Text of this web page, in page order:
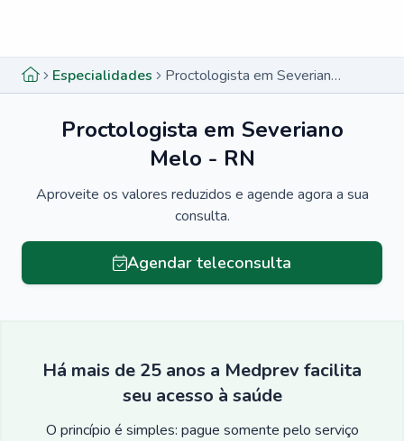
Especialidades Proctologista em Severiano Melo - RN
Proctologista em Severiano
Melo - RN
Aproveite os valores reduzidos e agende agora a sua
consulta.
Agendar teleconsulta
Há mais de 25 anos a Medprev facilita
seu acesso à saúde
O princípio é simples: pague somente pelo serviço